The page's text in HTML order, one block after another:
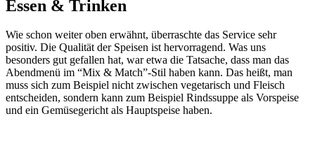
Essen & Trinken
Wie schon weiter oben erwähnt, überraschte das Service sehr
positiv. Die Qualität der Speisen ist hervorragend. Was uns
besonders gut gefallen hat, war etwa die Tatsache, dass man das
Abendmenü im “Mix & Match”-Stil haben kann. Das heißt, man
muss sich zum Beispiel nicht zwischen vegetarisch und Fleisch
entscheiden, sondern kann zum Beispiel Rindssuppe als Vorspeise
und ein Gemüsegericht als Hauptspeise haben.